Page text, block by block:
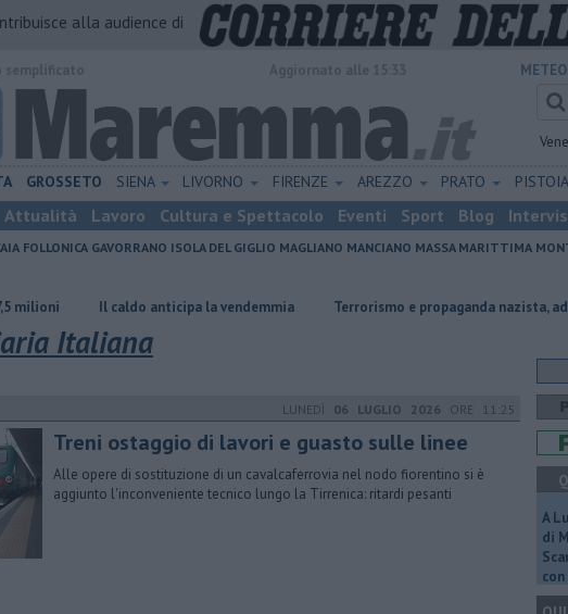
alla audience di
GROSSETO SIENA LIVORNO FIRENZE AREZZO PRATO PISTOIA
Attualità Lavoro Cultura e Spettacolo Eventi Sport Blog
FOLLONICA GAVORRANO ISOLA DEL GIGLIO MAGLIANO MANCIANO MASSA MARITTIMA
Il caldo anticipa la vendemmia Terrorismo e propaganda nazista, adolescente
Italiana
LUNEDÌ 06 LUGLIO 2026 ORE 11:25
Treni ostaggio di lavori e guasto sulle linee
Alle opere di sostituzione di un cavalcaferrovia nel nodo fiorentino si è
aggiunto l'inconveniente tecnico lungo la Tirrenica: ritardi pesanti
A
di